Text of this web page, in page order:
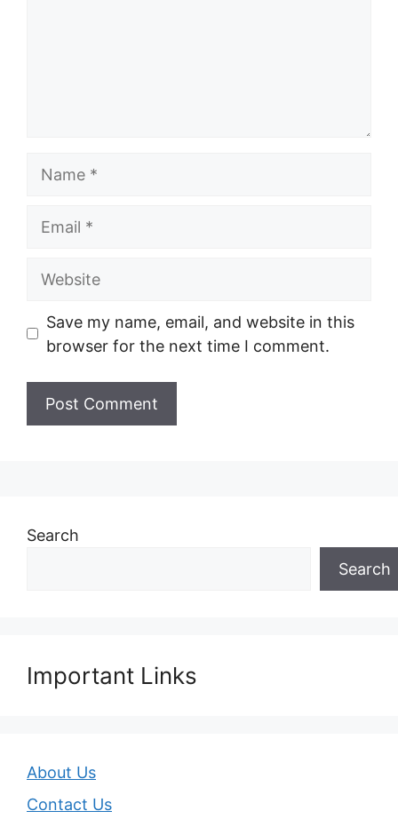
Website
Save my name, email, and website in this
browser for the next time I comment.
Search
Search
Important Links
About Us
Contact Us